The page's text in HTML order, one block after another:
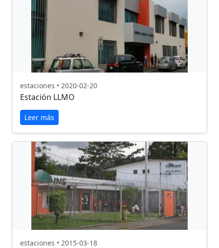
estaciones • 2020-02-20
Estación LLMO
Leer más
estaciones • 2015-03-18